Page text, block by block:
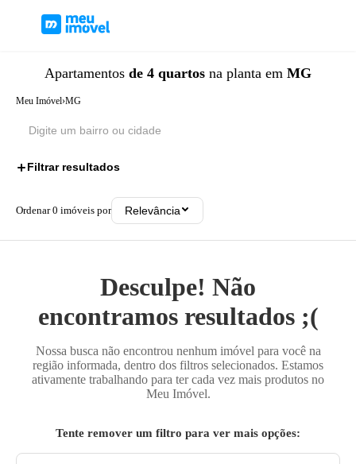
Apartamentos de 4 quartos na planta em MG
Meu Imóvel›MG
Filtrar resultados
Ordenar0 imóveis por Relevância
Desculpe! Não
encontramos resultados ;(
Nossa busca não encontrou nenhum imóvel para você na
região informada, dentro dos filtros selecionados. Estamos
ativamente trabalhando para ter cada vez mais produtos no
Meu Imóvel.
Tente remover um filtro para ver mais opções: